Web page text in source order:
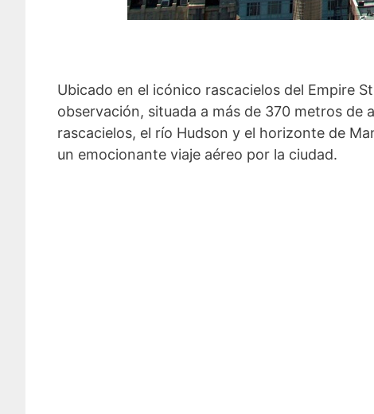
Ubicado en el icónico rascacielos del Empire
observación, situada a más de 370 metros de
rascacielos, el río Hudson y el horizonte de
un emocionante viaje aéreo por la ciudad.